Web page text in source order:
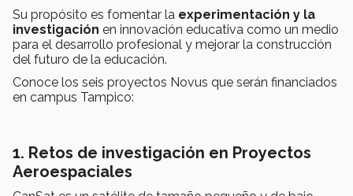
Su propósito es fomentar la experimentación y la
investigación en innovación educativa como un medio
para el desarrollo profesional y mejorar la construcción
del futuro de la educación.
Conoce los seis proyectos Novus que serán financiados
en campus Tampico:
1. Retos de investigación en Proyectos
Aeroespaciales